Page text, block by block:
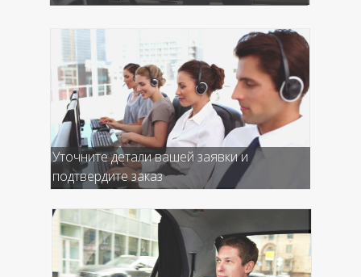
Уточните детали вашей заявки и
подтвердите заказ